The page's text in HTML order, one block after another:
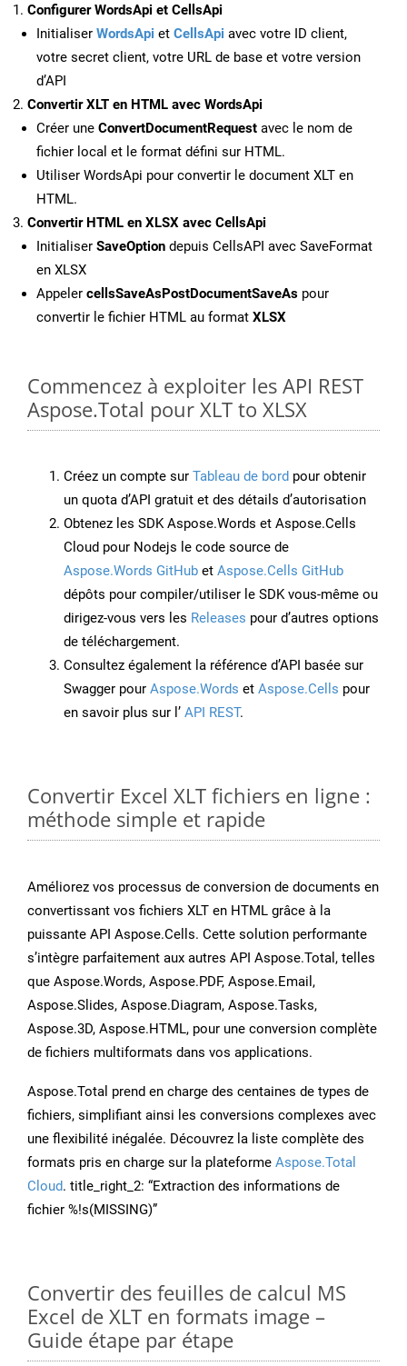
Configurer WordsApi et CellsApi
Initialiser WordsApi et CellsApi avec votre ID client,
votre secret client, votre URL de base et votre version
d’API
Convertir XLT en HTML avec WordsApi
Créer une ConvertDocumentRequest avec le nom de
fichier local et le format défini sur HTML.
Utiliser WordsApi pour convertir le document XLT en
HTML.
Convertir HTML en XLSX avec CellsApi
Initialiser SaveOption depuis CellsAPI avec SaveFormat
en XLSX
Appeler cellsSaveAsPostDocumentSaveAs pour
convertir le fichier HTML au format XLSX
Commencez à exploiter les API REST
Aspose.Total pour XLT to XLSX
Créez un compte sur Tableau de bord pour obtenir
un quota d’API gratuit et des détails d’autorisation
Obtenez les SDK Aspose.Words et Aspose.Cells
Cloud pour Nodejs le code source de
Aspose.Words GitHub et Aspose.Cells GitHub
dépôts pour compiler/utiliser le SDK vous-même ou
dirigez-vous vers les Releases pour d’autres options
de téléchargement.
Consultez également la référence d’API basée sur
Swagger pour Aspose.Words et Aspose.Cells pour
en savoir plus sur l’ API REST.
Convertir Excel XLT fichiers en ligne :
méthode simple et rapide
Améliorez vos processus de conversion de documents en
convertissant vos fichiers XLT en HTML grâce à la
puissante API Aspose.Cells. Cette solution performante
s’intègre parfaitement aux autres API Aspose.Total, telles
que Aspose.Words, Aspose.PDF, Aspose.Email,
Aspose.Slides, Aspose.Diagram, Aspose.Tasks,
Aspose.3D, Aspose.HTML, pour une conversion complète
de fichiers multiformats dans vos applications.
Aspose.Total prend en charge des centaines de types de
fichiers, simplifiant ainsi les conversions complexes avec
une flexibilité inégalée. Découvrez la liste complète des
formats pris en charge sur la plateforme Aspose.Total
Cloud. title_right_2: “Extraction des informations de
fichier %!s(MISSING)”
Convertir des feuilles de calcul MS
Excel de XLT en formats image –
Guide étape par étape